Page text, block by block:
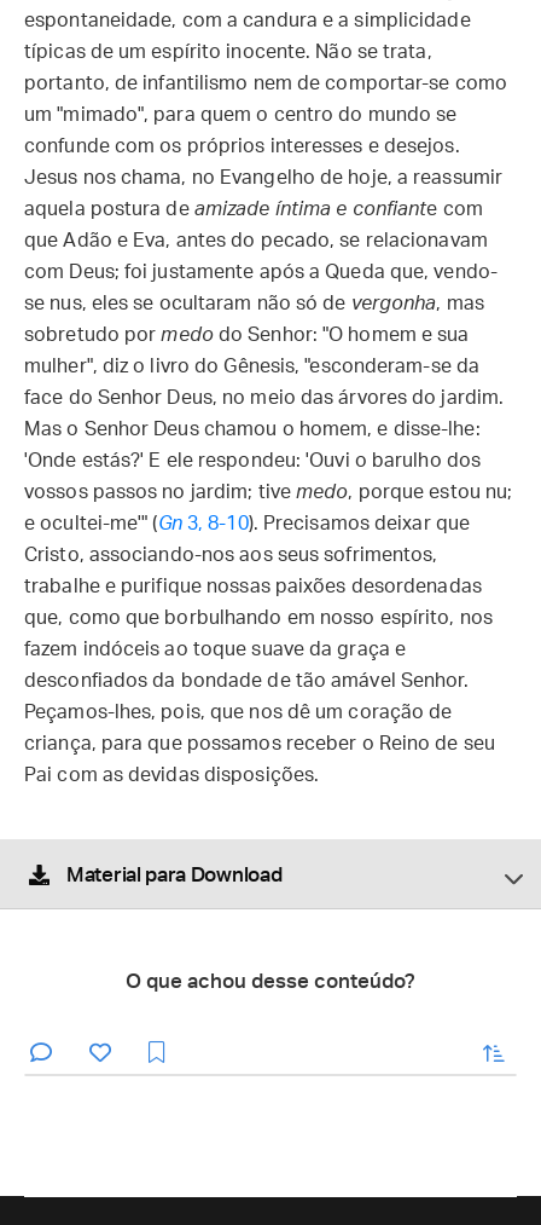
espontaneidade, com a candura e a simplicidade
típicas de um espírito inocente. Não se trata,
portanto, de infantilismo nem de comportar-se como
um "mimado", para quem o centro do mundo se
confunde com os próprios interesses e desejos.
Jesus nos chama, no Evangelho de hoje, a reassumir
aquela postura de amizade íntima e confiante com
que Adão e Eva, antes do pecado, se relacionavam
com Deus; foi justamente após a Queda que, vendo-
se nus, eles se ocultaram não só de vergonha, mas
sobretudo pormedodo Senhor: "O homem e sua
mulher", diz o livro do Gênesis, "esconderam-se da
face do Senhor Deus, no meio das árvores do jardim.
Mas o Senhor Deus chamou o homem, e disse-lhe:
'Onde estás?' E ele respondeu: 'Ouvi o barulho dos
vossos passos no jardim; tivemedo, porque estou nu;
e ocultei-me'" (Gn3, 8-10). Precisamos deixar que
Cristo, associando-nos aos seus sofrimentos,
trabalhe e purifique nossas paixões desordenadas
que, como que borbulhando em nosso espírito, nos
fazem indóceis ao toque suave da graça e
desconfiados da bondade de tão amável Senhor.
Peçamos-lhes, pois, que nos dê um coração de
criança, para que possamos receber o Reino de seu
Pai com as devidas disposições.
Material para Download
O que achou desse conteúdo?
enviar